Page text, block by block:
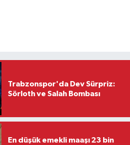
Trabzonspor'da Dev Sürpriz:
Sörloth ve Salah Bombası
En düşük emekli maaşı 23 bin